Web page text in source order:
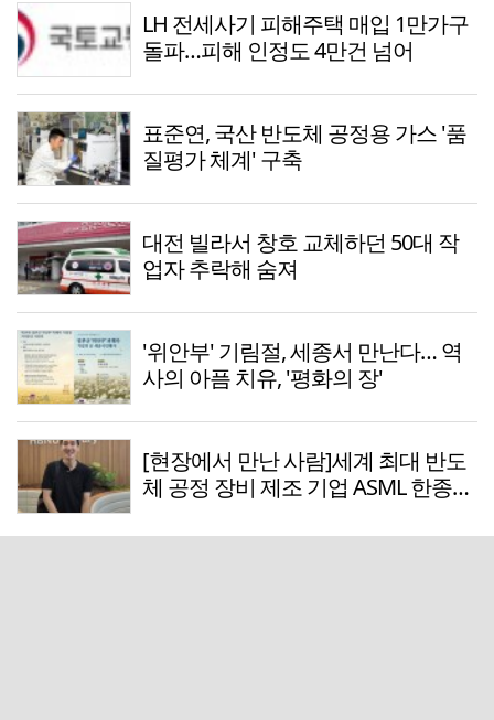
LH 전세사기 피해주택 매입 1만가구
돌파…피해 인정도 4만건 넘어
표준연, 국산 반도체 공정용 가스 '품
질평가 체계' 구축
대전 빌라서 창호 교체하던 50대 작
업자 추락해 숨져
'위안부' 기림절, 세종서 만난다… 역
사의 아픔 치유, '평화의 장'
[현장에서 만난 사람]세계 최대 반도
체 공정 장비 제조 기업 ASML 한종호